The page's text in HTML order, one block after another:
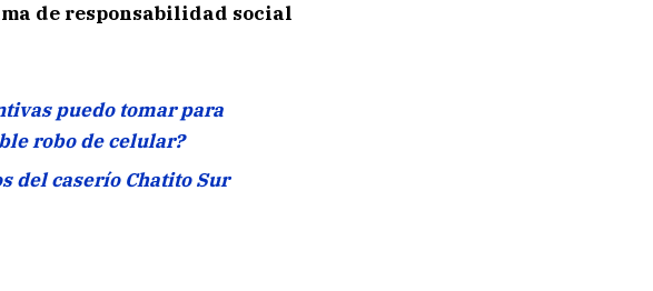
de responsabilidad social
puedo tomar para
robo de celular?
del caserío Chatito Sur